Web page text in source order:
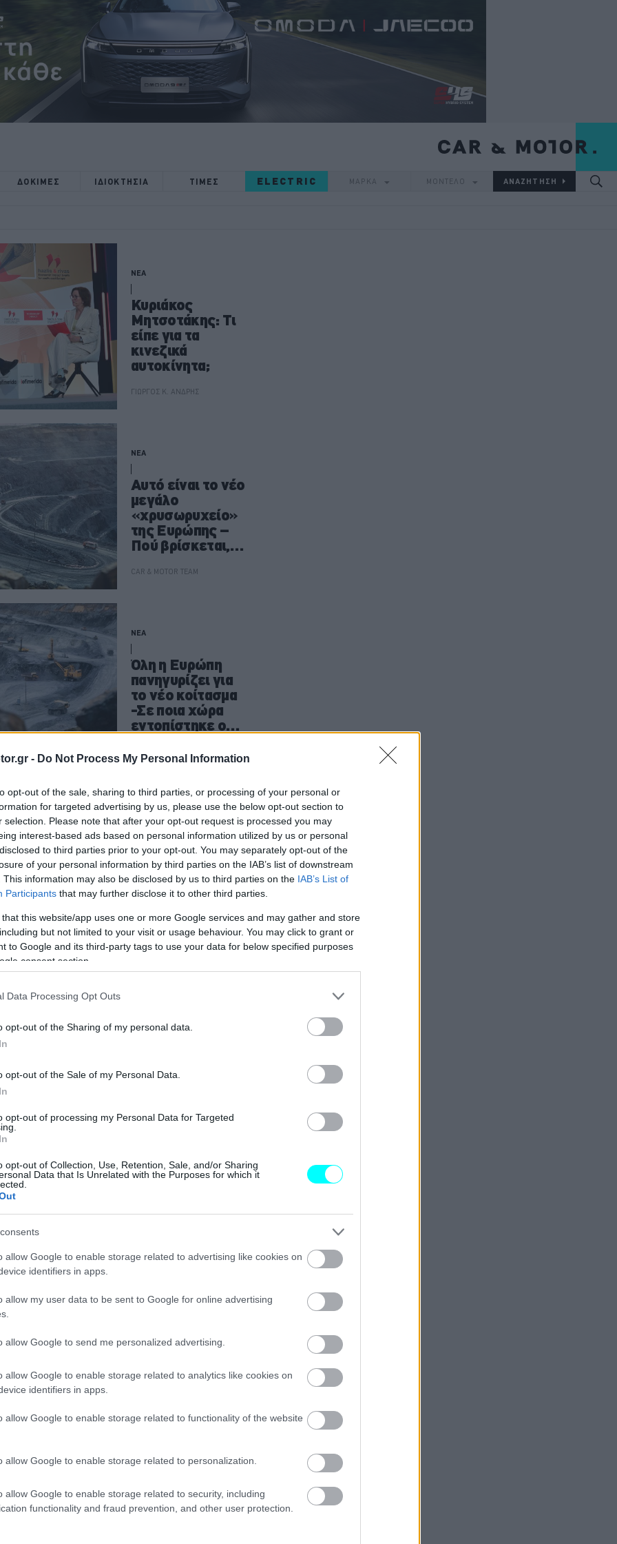
- Do Not Process My Personal Information
opt-out of the sale, sharing to third parties, or processing of your personal or
for targeted advertising by us, please use the below opt-out section to
selection. Please note that after your opt-out request is processed you may
interest-based ads based on personal information utilized by us or personal
to third parties prior to your opt-out. You may separately opt-out of the
of your personal information by third parties on the IAB’s list of downstream
This information may also be disclosed by us to third parties on the IAB’s List of
Participants that may further disclose it to other third parties.
that this website/app uses one or more Google services and may gather and store
but not limited to your visit or usage behaviour. You may click to grant or
to Google and its third-party tags to use your data for below specified purposes
consent section.
Data Processing Opt Outs
opt-out of the Sharing of my personal data.
opt-out of the Sale of my Personal Data.
opt-out of processing my Personal Data for Targeted
opt-out of Collection, Use, Retention, Sale, and/or Sharing
Data that Is Unrelated with the Purposes for which it
allow Google to enable storage related to advertising like cookies on
identifiers in apps.
allow my user data to be sent to Google for online advertising
allow Google to send me personalized advertising.
allow Google to enable storage related to analytics like cookies on
identifiers in apps.
allow Google to enable storage related to functionality of the website
allow Google to enable storage related to personalization.
allow Google to enable storage related to security, including
functionality and fraud prevention, and other user protection.
ΔΟΚΙΜΕΣ ΙΔΙΟΚΤΗΣΙΑ ΤΙΜΕΣ ELECTRIC ΜΑΡΚΑ ΜΟΝΤΕΛΟ
ΝΕΑ
Κυριάκος
Μητσοτάκης: Τι
είπε για τα
κινεζικά
αυτοκίνητα;
ΓΙΩΡΓΟΣ Κ. ΑΝΔΡΗΣ
ΝΕΑ
Αυτό είναι το νέο
μεγάλο
«χρυσωρυχείο»
της Ευρώπης –
Πού βρίσκεται,
ισορροπίες
CAR & MOTOR TEAM
ΝΕΑ
Όλη η Ευρώπη
πανηγυρίζει για
το νέο κοίτασμα
-Σε ποια χώρα
εντοπίστηκε ο
ενεργειακός
ΝΕΑ
Πώς το Πεκίνο
εκβιάζει όλο τον
κόσμο με τα
ηλεκτρικά
ΓΙΩΡΓΟΣ Κ. ΑΝΔΡΗΣ
Γιατί δεν
αυτοκινήτων
ΝΕΑ
ανακάλυψη:
μπορεί να
κρύβουν τον
όλοι ψάχνουν
συμφώνησε η ΕΕ
για πρώτες ύλες